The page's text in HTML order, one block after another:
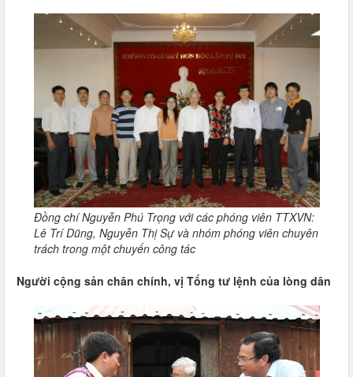
Đồng chí Nguyễn Phú Trọng với các phóng viên TTXVN:
Lê Trí Dũng, Nguyễn Thị Sự và nhóm phóng viên chuyên
trách trong một chuyến công tác
Người cộng sản chân chính, vị Tổng tư lệnh của lòng dân